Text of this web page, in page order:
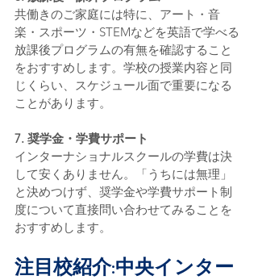
共働きのご家庭には特に、アート・音
楽・スポーツ・STEMなどを英語で学べる
放課後プログラムの有無を確認すること
をおすすめします。学校の授業内容と同
じくらい、スケジュール面で重要になる
ことがあります。
7. 奨学金・学費サポート
インターナショナルスクールの学費は決
して安くありません。「うちには無理」
と決めつけず、奨学金や学費サポート制
度について直接問い合わせてみることを
おすすめします。
注目校紹介:中央インター